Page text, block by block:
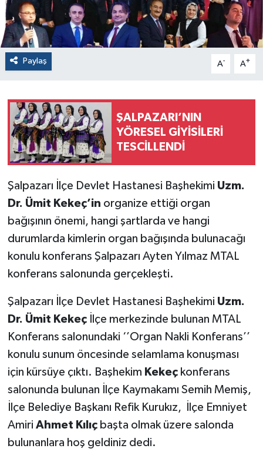
Paylaş A- A+
ŞALPAZARI’NIN
YÖRESEL GİYİSİLERİ
TESCİLLENDİ
Şalpazarı İlçe Devlet Hastanesi Başhekimi Uzm.
Dr. Ümit Kekeç’in organize ettiği organ
bağışının önemi, hangi şartlarda ve hangi
durumlarda kimlerin organ bağışında bulunacağı
konulu konferans Şalpazarı Ayten Yılmaz MTAL
konferans salonunda gerçekleşti.
Şalpazarı İlçe Devlet Hastanesi Başhekimi Uzm.
Dr. Ümit Kekeçİlçe merkezinde bulunan MTAL
Konferans salonundaki ‘’Organ Nakli Konferans’’
konulu sunum öncesinde selamlama konuşması
için kürsüye çıktı. Başhekim Kekeç konferans
salonunda bulunan İlçe Kaymakamı Semih Memiş,
İlçe Belediye Başkanı Refik Kurukız, İlçe Emniyet
Amiri Ahmet Kılıçbaşta olmak üzere salonda
bulunanlara hoş geldiniz dedi.